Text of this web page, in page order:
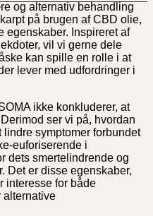
og alternativ behandling
på brugen af CBD olie,
Inspireret af
vil vi gerne dele
kan spille en rolle i at
lever med udfordringer i
ikke konkluderer, at
ser vi på, hvordan
symptomer forbundet
euforiserende i
dets smertelindrende og
Det er disse egenskaber,
interesse for både
alternative